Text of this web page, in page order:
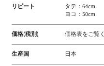
リピート
タテ：64cm
ヨコ：50cm
価格(税別) 価格表をご覧
生産国 日本